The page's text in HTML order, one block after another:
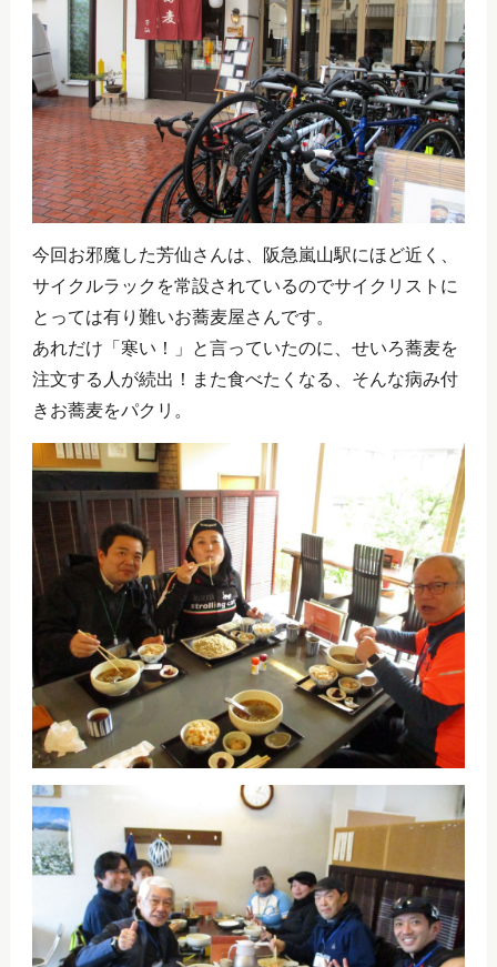
今回お邪魔した芳仙さんは、阪急嵐山駅にほど近く、
サイクルラックを常設されているのでサイクリストに
とっては有り難いお蕎麦屋さんです。
あれだけ「寒い！」と言っていたのに、せいろ蕎麦を
注文する人が続出！また食べたくなる、そんな病み付
きお蕎麦をパクリ。